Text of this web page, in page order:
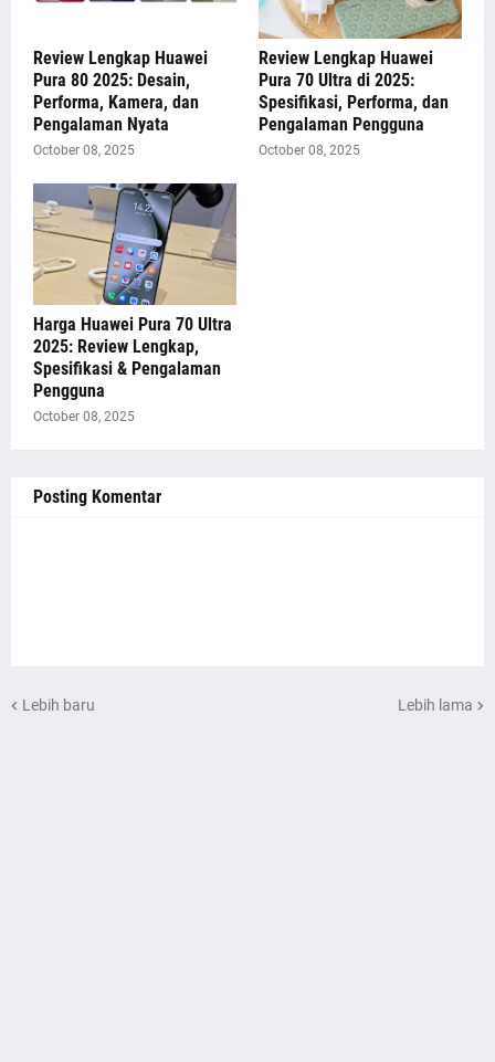
Review Lengkap Huawei
Pura 80 2025: Desain,
Performa, Kamera, dan
Pengalaman Nyata
October 08, 2025
Review Lengkap Huawei
Pura 70 Ultra di 2025:
Spesifikasi, Performa, dan
Pengalaman Pengguna
October 08, 2025
Harga Huawei Pura 70 Ultra
2025: Review Lengkap,
Spesifikasi & Pengalaman
Pengguna
October 08, 2025
Posting Komentar
Lebih baru Lebih lama